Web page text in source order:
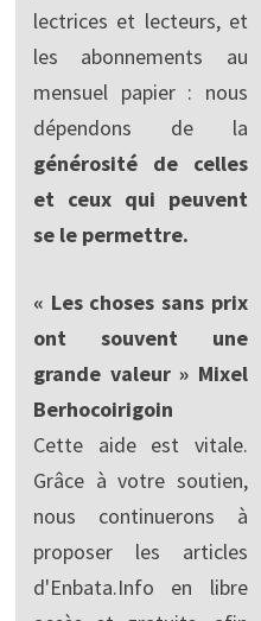
lectrices et lecteurs, et
les abonnements au
mensuel papier : nous
dépendons de la
générosité de celles
et ceux qui peuvent
se le permettre.
« Les choses sans prix
ont souvent une
grande valeur » Mixel
Berhocoirigoin
Cette aide est vitale.
Grâce à votre soutien,
nous continuerons à
proposer les articles
d'Enbata.Info en libre